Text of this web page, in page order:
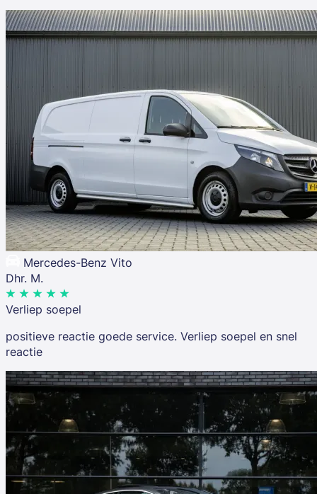
Mercedes-Benz Vito
Dhr. M.
Verliep soepel
positieve reactie goede service. Verliep soepel en snel
reactie